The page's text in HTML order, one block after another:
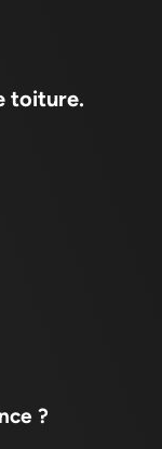
toiture.
?